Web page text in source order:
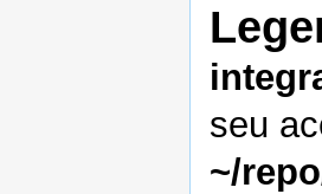
seu
~/